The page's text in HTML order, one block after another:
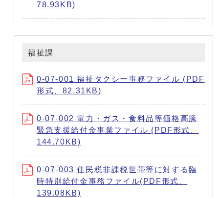
78.93KB)
福祉課
0-07-001 福祉タクシー事務ファイル (PDF
形式、82.31KB)
0-07-002 電力・ガス・食料品等価格高騰
緊急支援給付金事業ファイル (PDF形式、
144.70KB)
0-07-003 住民税非課税世帯等に対する臨
時特別給付金事務ファイル(PDF形式、
139.08KB)